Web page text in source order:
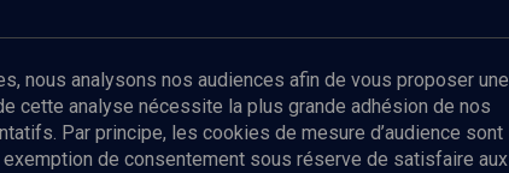
Envoyer
nous analysons nos audiences afin de vous proposer une
cette analyse nécessite la plus grande adhésion de nos
Par principe, les cookies de mesure d’audience sont
de consentement sous réserve de satisfaire aux